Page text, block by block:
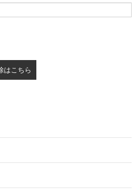
はこちら